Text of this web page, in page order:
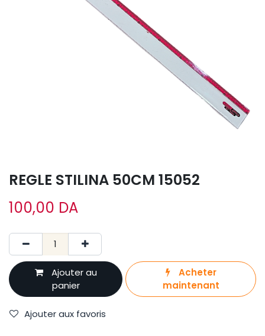
REGLE STILINA 50CM 15052
100,00 DA
Ajouter au
panier
Acheter
maintenant
Ajouter aux favoris